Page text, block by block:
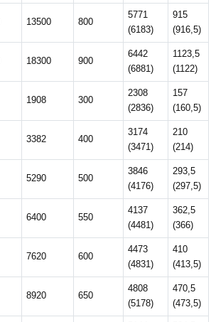
13500 800
5771
(6183)
915
(916,5)
18300 900
6442
(6881)
1123,5
(1122)
1908 300
2308
(2836)
157
(160,5)
3382 400
3174
(3471)
210
(214)
5290 500
3846
(4176)
293,5
(297,5)
6400 550
4137
(4481)
362,5
(366)
7620 600
4473
(4831)
410
(413,5)
8920 650
4808
(5178)
470,5
(473,5)